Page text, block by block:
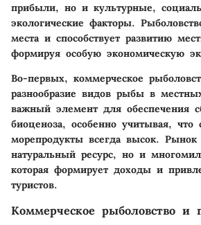
прибыли, но и культурные,
экологические факторы.
места и способствует развитию
формируя особую экономическую
Во-первых, коммерческое
разнообразие видов рыбы в
важный элемент для обеспечения
биоценоза, особенно учитывая, что
морепродукты всегда высок.
натуральный ресурс, но и
которая формирует доходы и
туристов.
Коммерческое рыболовство и